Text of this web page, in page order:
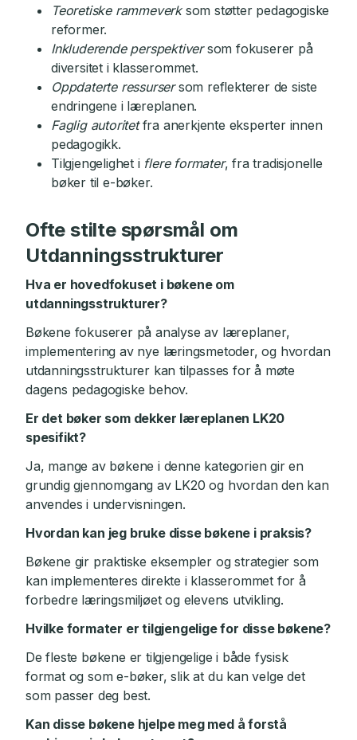
Teoretiske rammeverksom støtter pedagogiske
reformer.
Inkluderende perspektiversom fokuserer på
diversitet i klasserommet.
Oppdaterte ressursersom reflekterer de siste
endringene i læreplanen.
Faglig autoritetfra anerkjente eksperter innen
pedagogikk.
Tilgjengelighet i flere formater, fra tradisjonelle
bøker til e-bøker.
Ofte stilte spørsmål om
Utdanningsstrukturer
Hva er hovedfokuset i bøkene om
utdanningsstrukturer?
Bøkene fokuserer på analyse av læreplaner,
implementering av nye læringsmetoder, og hvordan
utdanningsstrukturer kan tilpasses for å møte
dagens pedagogiske behov.
Er det bøker som dekker læreplanen LK20
spesifikt?
Ja, mange av bøkene i denne kategorien gir en
grundig gjennomgang av LK20 og hvordan den kan
anvendes i undervisningen.
Hvordan kan jeg bruke disse bøkene i praksis?
Bøkene gir praktiske eksempler og strategier som
kan implementeres direkte i klasserommet for å
forbedre læringsmiljøet og elevens utvikling.
Hvilke formater er tilgjengelige for disse bøkene?
De fleste bøkene er tilgjengelige i både fysisk
format og som e-bøker, slik at du kan velge det
som passer deg best.
Kan disse bøkene hjelpe meg med å forstå